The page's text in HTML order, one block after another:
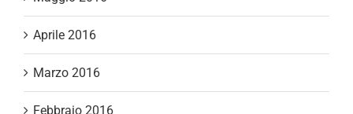
Aprile 2016
Marzo 2016
Febbraio 2016